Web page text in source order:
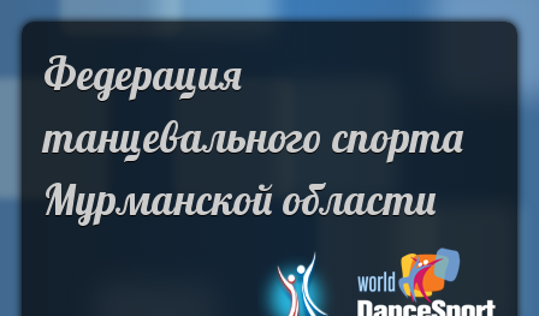
Skip to Content
Федерация
танцевального спорта
Мурманской области